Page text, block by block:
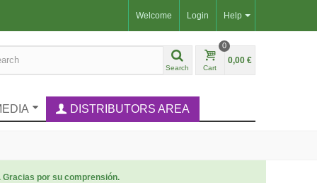
Help
Welcome Login
Search Cart
0
0,00 €
DISTRIBUTORS AREA
por su comprensión.